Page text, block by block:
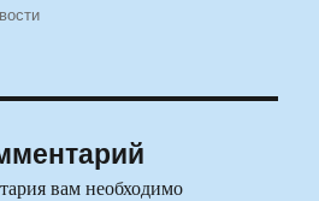
вам необходимо